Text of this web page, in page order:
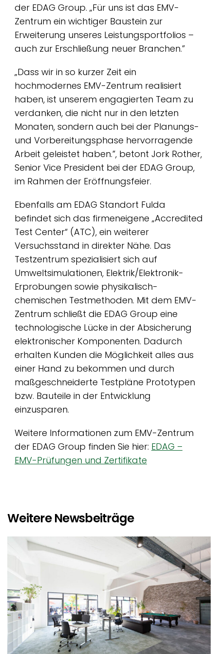
der EDAG Group. „Für uns ist das EMV-
Zentrum ein wichtiger Baustein zur
Erweiterung unseres Leistungsportfolios –
auch zur Erschließung neuer Branchen.”
„Dass wir in so kurzer Zeit ein
hochmodernes EMV-Zentrum realisiert
haben, ist unserem engagierten Team zu
verdanken, die nicht nur in den letzten
Monaten, sondern auch bei der Planungs-
und Vorbereitungsphase hervorragende
Arbeit geleistet haben.”, betont Jork Rother,
Senior Vice President bei der EDAG Group,
im Rahmen der Eröffnungsfeier.
Ebenfalls am EDAG Standort Fulda
befindet sich das firmeneigene „Accredited
Test Center“ (ATC), ein weiterer
Versuchsstand in direkter Nähe. Das
Testzentrum spezialisiert sich auf
Umweltsimulationen, Elektrik/Elektronik-
Erprobungen sowie physikalisch-
chemischen Testmethoden. Mit dem EMV-
Zentrum schließt die EDAG Group eine
technologische Lücke in der Absicherung
elektronischer Komponenten. Dadurch
erhalten Kunden die Möglichkeit alles aus
einer Hand zu bekommen und durch
maßgeschneiderte Testpläne Prototypen
bzw. Bauteile in der Entwicklung
einzusparen.
Weitere Informationen zum EMV-Zentrum
der EDAG Group finden Sie hier: EDAG –
EMV-Prüfungen und Zertifikate
Weitere Newsbeiträge